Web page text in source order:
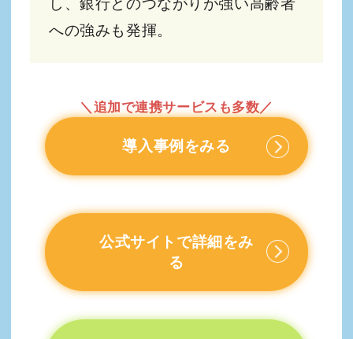
し、銀行とのつながりが強い高齢者
への強みも発揮。
＼追加で連携サービスも多数／
導入事例をみる
公式サイトで詳細をみ
る